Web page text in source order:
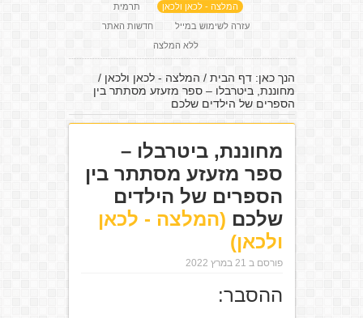
המלצה - לכאן ולכאן
תרמית
עזרה לשימוש במייל
חדשות האתר
ללא המלצה
הנך כאן:דף הבית / המלצה - לכאן ולכאן /
מחוננת, ביטרבלו – ספר מזעזע מסתתר בין
הספרים של הילדים שלכם
מחוננת, ביטרבלו –
ספר מזעזע מסתתר בין
הספרים של הילדים
שלכם (המלצה - לכאן
ולכאן)
פורסם ב 21 במרץ 2022
ההסבר: